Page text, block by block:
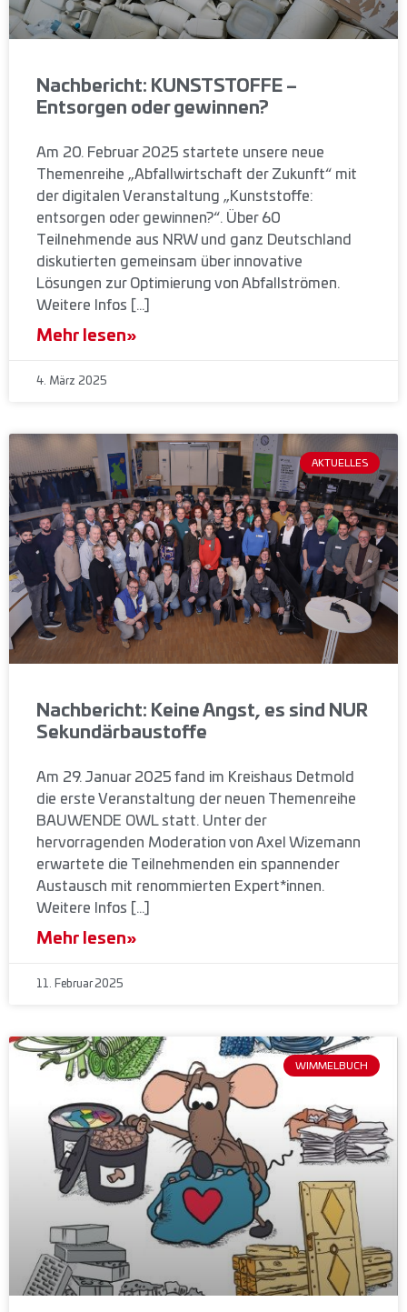
Nachbericht: KUNSTSTOFFE –
Entsorgen oder gewinnen?
Am 20. Februar 2025 startete unsere neue
Themenreihe „Abfallwirtschaft der Zukunft“ mit
der digitalen Veranstaltung „Kunststoffe:
entsorgen oder gewinnen?“. Über 60
Teilnehmende aus NRW und ganz Deutschland
diskutierten gemeinsam über innovative
Lösungen zur Optimierung von Abfallströmen.
Weitere Infos […]
Mehr lesen»
4. März 2025
AKTUELLES
Nachbericht: Keine Angst, es sind NUR
Sekundärbaustoffe
Am 29. Januar 2025 fand im Kreishaus Detmold
die erste Veranstaltung der neuen Themenreihe
BAUWENDE OWL statt. Unter der
hervorragenden Moderation von Axel Wizemann
erwartete die Teilnehmenden ein spannender
Austausch mit renommierten Expert*innen.
Weitere Infos […]
Mehr lesen»
11. Februar 2025
WIMMELBUCH